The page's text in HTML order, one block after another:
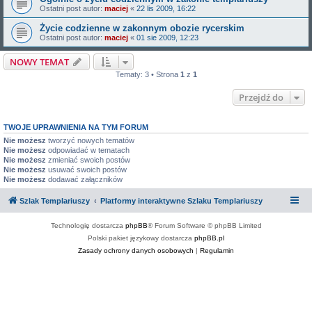
Ostatni post autor: maciej « 22 lis 2009, 16:22
Życie codzienne w zakonnym obozie rycerskim
Ostatni post autor: maciej « 01 sie 2009, 12:23
NOWY TEMAT
Tematy: 3 • Strona 1 z 1
Przejdź do
TWOJE UPRAWNIENIA NA TYM FORUM
Nie możesz tworzyć nowych tematów
Nie możesz odpowiadać w tematach
Nie możesz zmieniać swoich postów
Nie możesz usuwać swoich postów
Nie możesz dodawać załączników
Szlak Templariuszy Platformy interaktywne Szlaku Templariuszy
Technologię dostarcza phpBB® Forum Software © phpBB Limited
Polski pakiet językowy dostarcza phpBB.pl
Zasady ochrony danych osobowych | Regulamin